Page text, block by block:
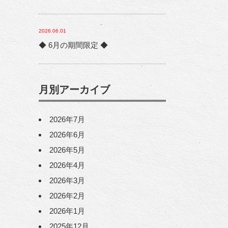
2026.06.01
◆ 6月の期間限定 ◆
月別アーカイブ
2026年7月
2026年6月
2026年5月
2026年4月
2026年3月
2026年2月
2026年1月
2025年12月